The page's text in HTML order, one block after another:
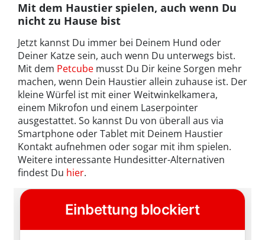
Mit dem Haustier spielen, auch wenn Du
nicht zu Hause bist
Jetzt kannst Du immer bei Deinem Hund oder
Deiner Katze sein, auch wenn Du unterwegs bist.
Mit dem Petcube musst Du Dir keine Sorgen mehr
machen, wenn Dein Haustier allein zuhause ist. Der
kleine Würfel ist mit einer Weitwinkelkamera,
einem Mikrofon und einem Laserpointer
ausgestattet. So kannst Du von überall aus via
Smartphone oder Tablet mit Deinem Haustier
Kontakt aufnehmen oder sogar mit ihm spielen.
Weitere interessante Hundesitter-Alternativen
findest Du hier.